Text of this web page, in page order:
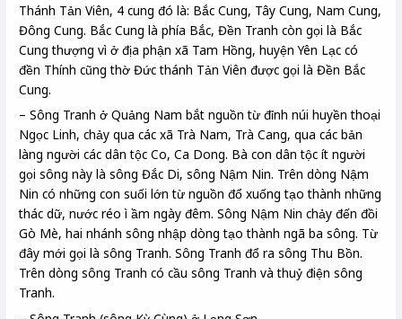
Thánh Tản Viên, 4 cung đó là: Bắc Cung, Tây Cung, Nam Cung,
Đông Cung. Bắc Cung là phía Bắc, Đền Tranh còn gọi là Bắc
Cung thượng vì ở địa phận xã Tam Hồng, huyện Yên Lạc có
đền Thính cũng thờ Đức thánh Tản Viên được gọi là Đền Bắc
Cung.
– Sông Tranh ở Quảng Nam bắt nguồn từ đỉnh núi huyền thoại
Ngọc Linh, chảy qua các xã Trà Nam, Trà Cang, qua các bản
làng người các dân tộc Co, Ca Dong. Bà con dân tộc ít người
gọi sông này là sông Đắc Di, sông Nậm Nin. Trên dòng Nậm
Nin có những con suối lớn từ nguồn đổ xuống tạo thành những
thác dữ, nước réo ì ầm ngày đêm. Sông Nậm Nin chảy đến đồi
Gò Mè, hai nhánh sông nhập dòng tạo thành ngã ba sông. Từ
đây mới gọi là sông Tranh. Sông Tranh đổ ra sông Thu Bồn.
Trên dòng sông Tranh có cầu sông Tranh và thuỷ điện sông
Tranh.